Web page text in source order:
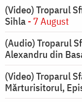
(Video) Troparul
Sihla- 7 August
(Audio) Troparul
Alexandru din
(Video) Troparul
Mărturisitorul,